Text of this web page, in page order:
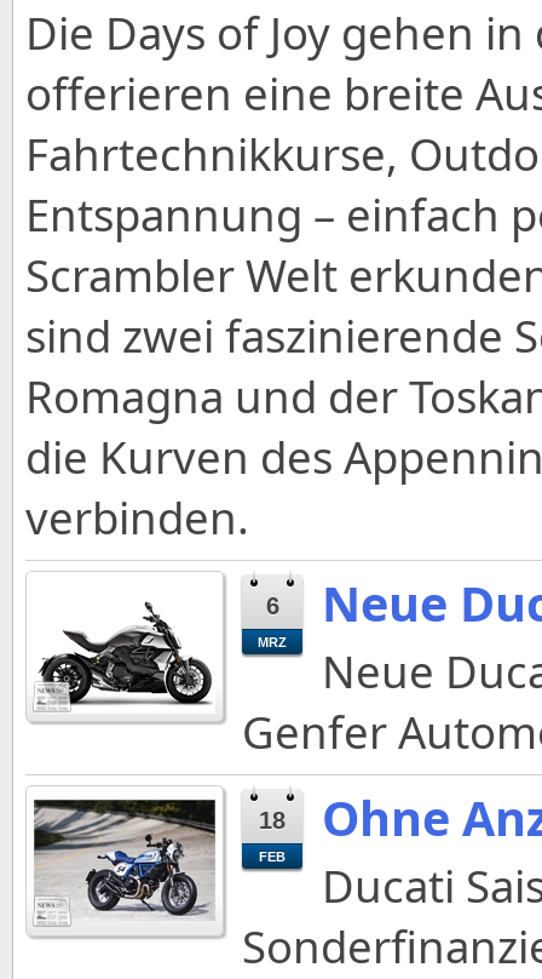
Die Days of Joy gehen
offerieren eine breite
Fahrtechnikkurse,
Entspannung – einfach
Scrambler Welt
sind zwei faszinierende
Romagna und der
die Kurven des
verbinden.
6
MRZ
Neue
Neue
Genfer
18
FEB
Ohne
Ducati